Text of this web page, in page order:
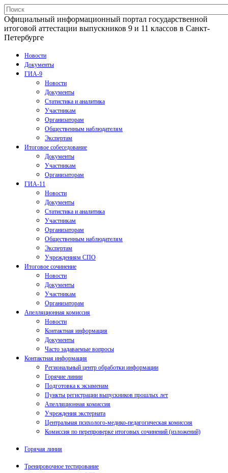
Официальный информационный портал государственной
итоговой аттестации выпускников 9 и 11 классов в Санкт-
Петербурге
Новости
Документы
ГИА-9
Новости
Документы
Статистика и аналитика
Участникам
Организаторам
Общественным наблюдателям
Экспертам
Итоговое собеседование
Документы
Участникам
Организаторам
ГИА-11
Новости
Документы
Статистика и аналитика
Участникам
Организаторам
Общественным наблюдателям
Экспертам
Учреждениям СПО
Итоговое сочинение
Новости
Документы
Участникам
Организаторам
Апелляционная комиссия
Новости
Контактная информация
Документы
Часто задаваемые вопросы
Контактная информация
Региональный центр обработки информации
Горячие линии
Подготовка к экзаменам
Пункты регистрации выпускников прошлых лет
Апелляционная комиссия
Учреждения экстерната
Центральная психолого-медико-педагогическая комиссия
Комиссия по перепроверке итоговых сочинений (изложений)
Горячая линия
Тренировочное тестирование